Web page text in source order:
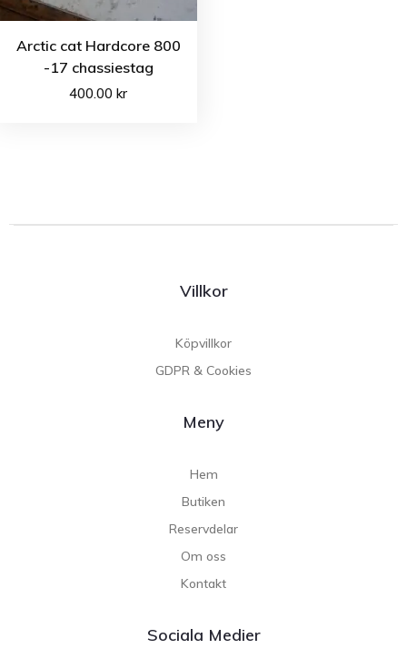
Arctic cat Hardcore 800
-17 chassiestag
400.00kr
Villkor
Köpvillkor
GDPR & Cookies
Meny
Hem
Butiken
Reservdelar
Om oss
Kontakt
Sociala Medier